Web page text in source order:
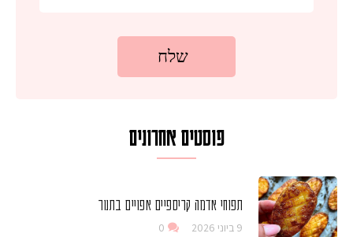
פוסטים אחרונים
תפוחי אדמה קריספיים אפויים בתנור
9 ביוני 2026 0